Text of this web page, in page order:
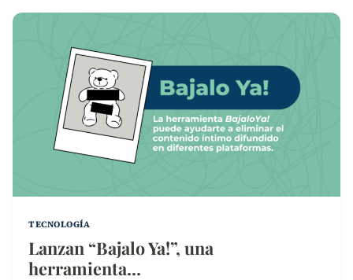
TECNOLOGÍA
Lanzan “Bajalo Ya!”, una
herramienta…